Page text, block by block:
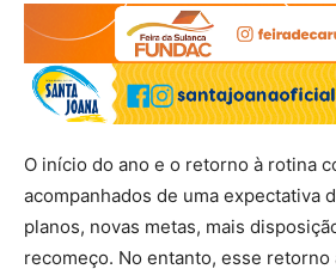
O início do ano e o retorno à rotina
acompanhados de uma expectativa
planos, novas metas, mais
recomeço. No entanto, esse retorno